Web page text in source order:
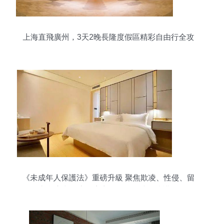
上海直飛廣州，3天2晚長隆度假區精彩自由行全攻
《未成年人保護法》重磅升級 聚焦欺凌、性侵、留